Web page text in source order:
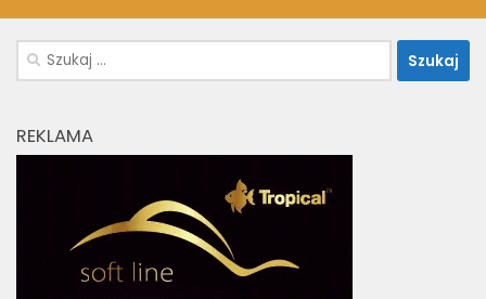
Szukaj:
REKLAMA